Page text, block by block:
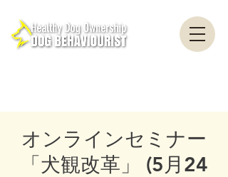
オンラインセミナー
「犬観改革」 (5月24